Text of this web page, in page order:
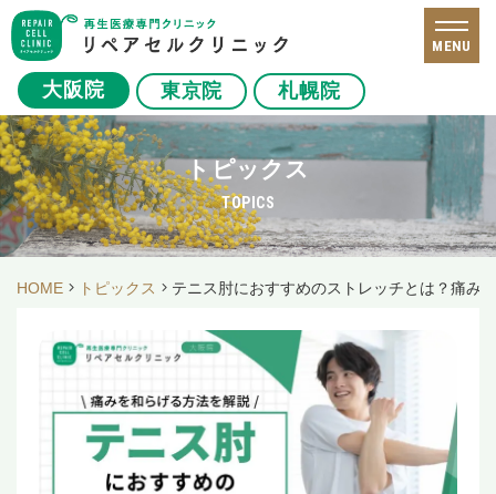
大阪院 東京院 札幌院
MENU
トピックス
TOPICS
HOME トピックス テニス肘におすすめのストレッチとは？痛み